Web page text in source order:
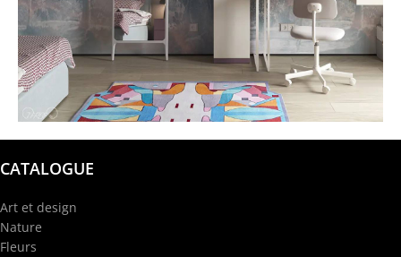
@garba.design
CATALOGUE
Art et design
Nature
Fleurs